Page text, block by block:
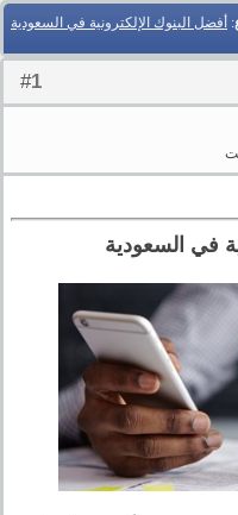
: أفضل البنوك الإلكترونية في السعودية
1
في السعودية